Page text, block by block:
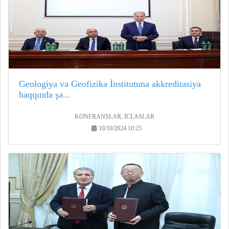
Geologiya və Geofizika İnstitutuna akkreditasiya
haqqında şə...
KONFRANSLAR, İCLASLAR
10/10/2024 10:25